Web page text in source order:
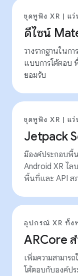
ชุดหูฟัง XR | แ
ดีไซน์
วางรากฐานในก
แบบการโต้ตอบ
ยอมรับ
ชุดหูฟัง XR | แ
Jetpack
มีองค์ประกอบพื้
Android XR ไล
พื้นที่และ API ส
อุปกรณ์ XR ทั้ง
ARCore
เพิ่มความสามาร
โต้ตอบกับองค์ป